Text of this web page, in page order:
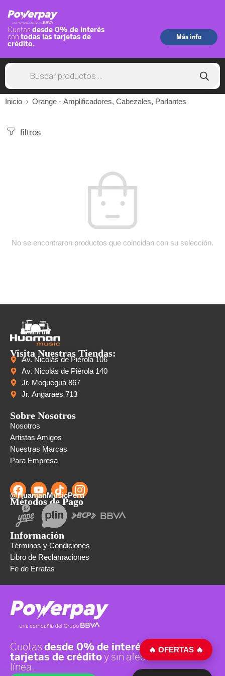
Inicio Orange - Amplificadores, Cabezales, Parlantes
filtros
No se encontraron productos que coincidan con su selección.
Visita Nuestras Tiendas:
Av. Nicolás de Piérola 106
Av. Nicolás de Piérola 140
Jr. Moquegua 867
Jr. Angaraes 713
Sobre Nosotros
Nosotros
Artistas Amigos
Nuestras Marcas
Para Empresa
@HuamanMusicPeru
Métodos de Pago
Información
Términos y Condiciones
Libro de Reclamaciones
Fe de Erratas
🔥 OFERTAS 🔥